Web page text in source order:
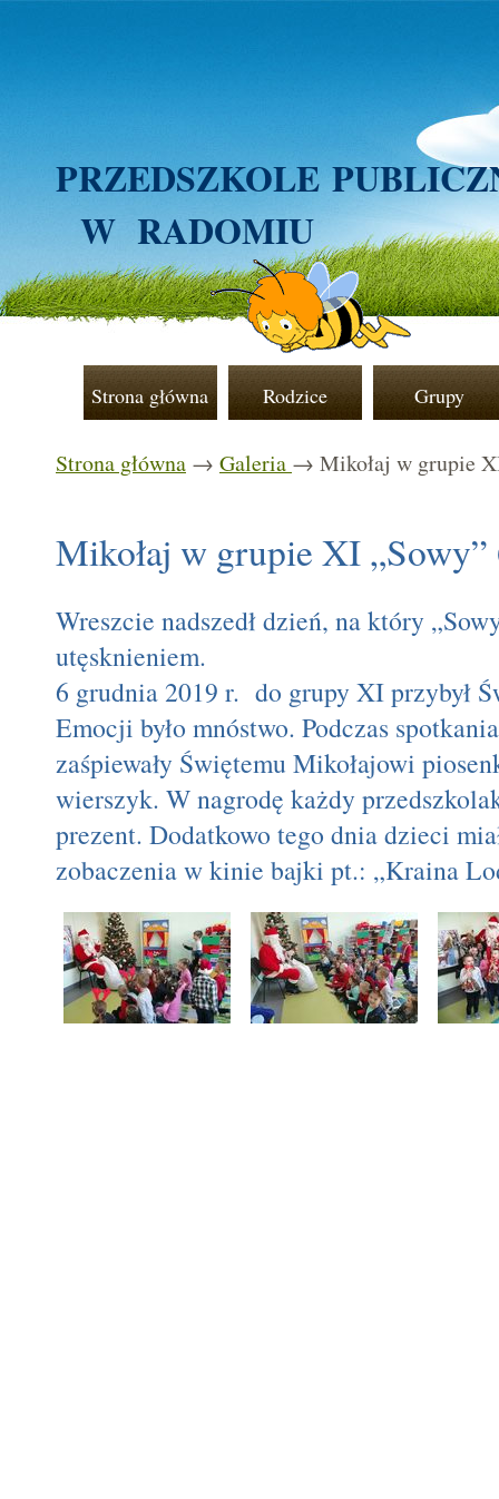
PRZEDSZKOLE
W RADOMIU
Strona główna Rodzice Grupy
Strona główna → Galeria → Mikołaj w grupie
Mikołaj w grupie XI „Sowy”
Wreszcie nadszedł dzień, na który
utęsknieniem.
6 grudnia 2019 r. do grupy XI przybył
Emocji było mnóstwo. Podczas
zaśpiewały Świętemu Mikołajowi
wierszyk. W nagrodę każdy
prezent. Dodatkowo tego dnia dzieci
zobaczenia w kinie bajki pt.: „Kraina